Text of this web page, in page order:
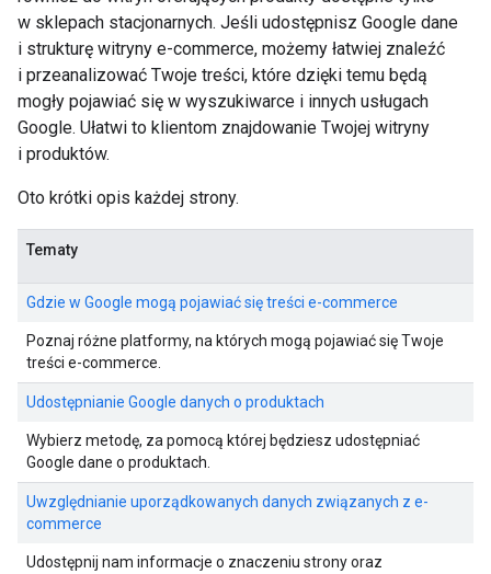
w sklepach stacjonarnych. Jeśli udostępnisz Google dane
i strukturę witryny e-commerce, możemy łatwiej znaleźć
i przeanalizować Twoje treści, które dzięki temu będą
mogły pojawiać się w wyszukiwarce i innych usługach
Google. Ułatwi to klientom znajdowanie Twojej witryny
i produktów.
Oto krótki opis każdej strony.
Tematy
Gdzie w Google mogą pojawiać się treści e-commerce
Poznaj różne platformy, na których mogą pojawiać się Twoje
treści e-commerce.
Udostępnianie Google danych o produktach
Wybierz metodę, za pomocą której będziesz udostępniać
Google dane o produktach.
Uwzględnianie uporządkowanych danych związanych z e-
commerce
Udostępnij nam informacje o znaczeniu strony oraz